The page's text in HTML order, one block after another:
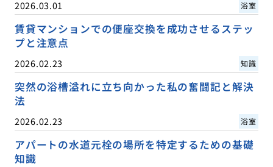
2026.03.01 浴室
賃貸マンションでの便座交換を成功させるステッ
プと注意点
2026.02.23 知識
突然の浴槽溢れに立ち向かった私の奮闘記と解決
法
2026.02.23 浴室
アパートの水道元栓の場所を特定するための基礎
知識